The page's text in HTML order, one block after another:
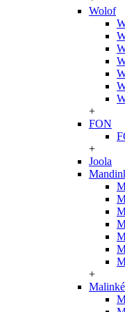
Wolof
+
FON
+
Joola
+
Malinké